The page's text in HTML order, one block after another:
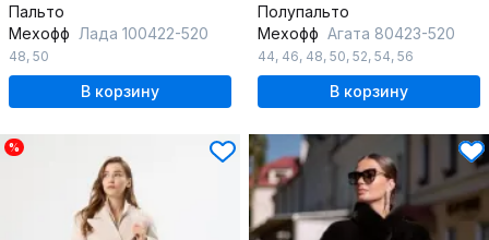
Пальто
Мехофф Лада 100422-520
48, 50
В корзину
Полупальто
Мехофф Агата 80423-520
44, 46, 48, 50, 52, 54, 56
В корзину
%